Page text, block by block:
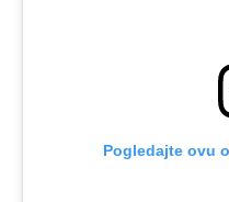
Pogledajte ovu